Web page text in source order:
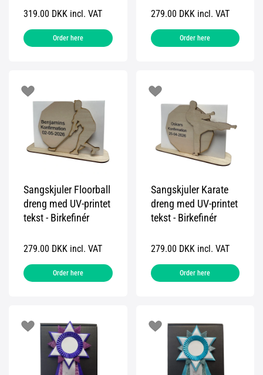
319.00 DKK incl. VAT
Order here
279.00 DKK incl. VAT
Order here
Sangskjuler Floorball
dreng med UV-printet
tekst - Birkefinér
279.00 DKK incl. VAT
Order here
Sangskjuler Karate
dreng med UV-printet
tekst - Birkefinér
279.00 DKK incl. VAT
Order here